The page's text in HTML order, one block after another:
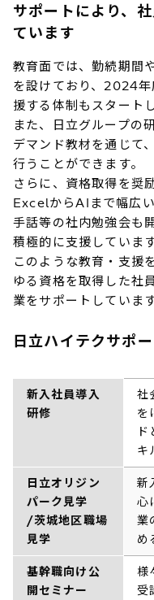
サポートにより、
ています
教育面では、勤続期間
を設けており、2024
援する体制もスタート
また、日立グループの
デマンド教材を通じて
行うことができます。
さらに、資格取得を奨
ExcelからAIまで幅広
手話等の社内勉強会も
積極的に支援しています
このような教育・支援
ゆる資格を取得した社
業をサポートしています
日立ハイテクサポ
新入社員導入
研修
社
を
キ
日立オリジン
パーク見学
/茨城地区職場
見学
新
心
業
め
基幹職向け公
開セミナー
様
受